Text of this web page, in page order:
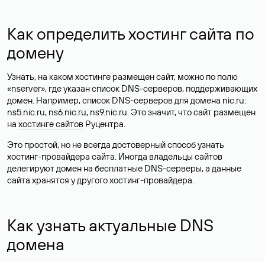
Как определить хостинг сайта по
домену
Узнать, на каком хостинге размещен сайт, можно по полю
«nserver», где указан список DNS-серверов, поддерживающих
домен. Например, список DNS-серверов для домена nic.ru:
ns5.nic.ru, ns6.nic.ru, ns9.nic.ru. Это значит, что сайт размещен
на хостинге сайтов Руцентра.
Это простой, но не всегда достоверный способ узнать
хостинг-провайдера сайта. Иногда владельцы сайтов
делегируют домен на бесплатные DNS-серверы, а данные
сайта хранятся у другого хостинг-провайдера.
Как узнать актуальные DNS
домена